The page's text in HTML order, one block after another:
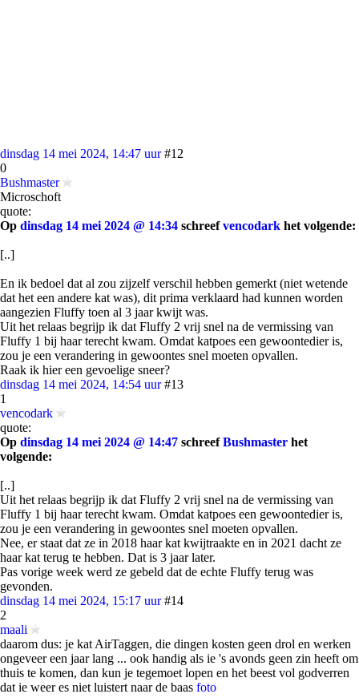
dinsdag 14 mei 2024, 14:47 uur #12
0
Bushmaster
Microschoft
quote:
Op dinsdag 14 mei 2024 @ 14:34 schreefvencodark het volgende:
[..]
En ik bedoel dat al zou zijzelf verschil hebben gemerkt (niet wetende
dat het een andere kat was), dit prima verklaard had kunnen worden
aangezien Fluffy toen al 3 jaar kwijt was.
Uit het relaas begrijp ik dat Fluffy 2 vrij snel na de vermissing van
Fluffy 1 bij haar terecht kwam. Omdat katpoes een gewoontedier is,
zou je een verandering in gewoontes snel moeten opvallen.
Raak ik hier een gevoelige sneer?
dinsdag 14 mei 2024, 14:54 uur #13
1
vencodark
quote:
Op dinsdag 14 mei 2024 @ 14:47 schreefBushmaster het
volgende:
[..]
Uit het relaas begrijp ik dat Fluffy 2 vrij snel na de vermissing van
Fluffy 1 bij haar terecht kwam. Omdat katpoes een gewoontedier is,
zou je een verandering in gewoontes snel moeten opvallen.
Nee, er staat dat ze in 2018 haar kat kwijtraakte en in 2021 dacht ze
haar kat terug te hebben. Dat is 3 jaar later.
Pas vorige week werd ze gebeld dat de echte Fluffy terug was
gevonden.
dinsdag 14 mei 2024, 15:17 uur #14
2
maali
daarom dus: je kat AirTaggen, die dingen kosten geen drol en werken
ongeveer een jaar lang ... ook handig als ie 's avonds geen zin heeft om
thuis te komen, dan kun je tegemoet lopen en het beest vol godverren
dat ie weer es niet luistert naar de baas foto